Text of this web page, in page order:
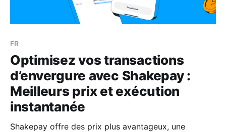
FR
Optimisez vos transactions
d’envergure avec Shakepay :
Meilleurs prix et exécution
instantanée
Shakepay offre des prix plus avantageux, une